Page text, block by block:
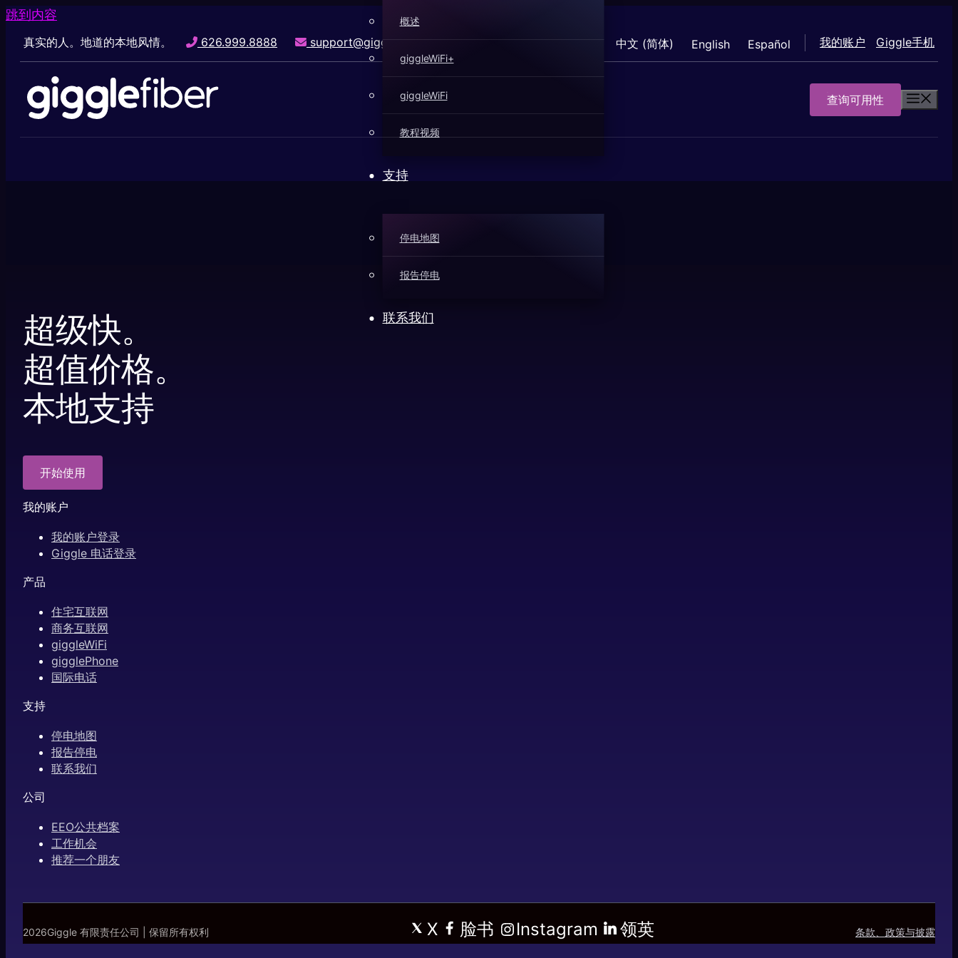
跳到内容
真实的人。地道的本地风情。 626.999.8888 support@gigglefiber.com 中文 (简体) English Español 我的账户 Giggle手机
查询可用性
概述
giggleWiFi+
giggleWiFi
教程视频
支持
停电地图
报告停电
联系我们
超级快。
超值价格。
本地支持
开始使用
我的账户
我的账户登录
Giggle 电话登录
产品
住宅互联网
商务互联网
giggleWiFi
gigglePhone
国际电话
支持
停电地图
报告停电
联系我们
公司
EEO公共档案
工作机会
推荐一个朋友
2026Giggle 有限责任公司 | 保留所有权利 X 脸书 Instagram 领英 条款、政策与披露